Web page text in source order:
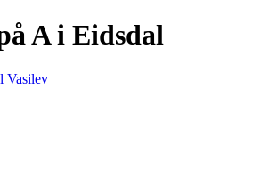
A i Eidsdal
Vasilev